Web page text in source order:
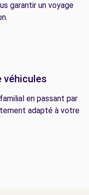
garantir un voyage
véhicules
en passant par
adapté à votre